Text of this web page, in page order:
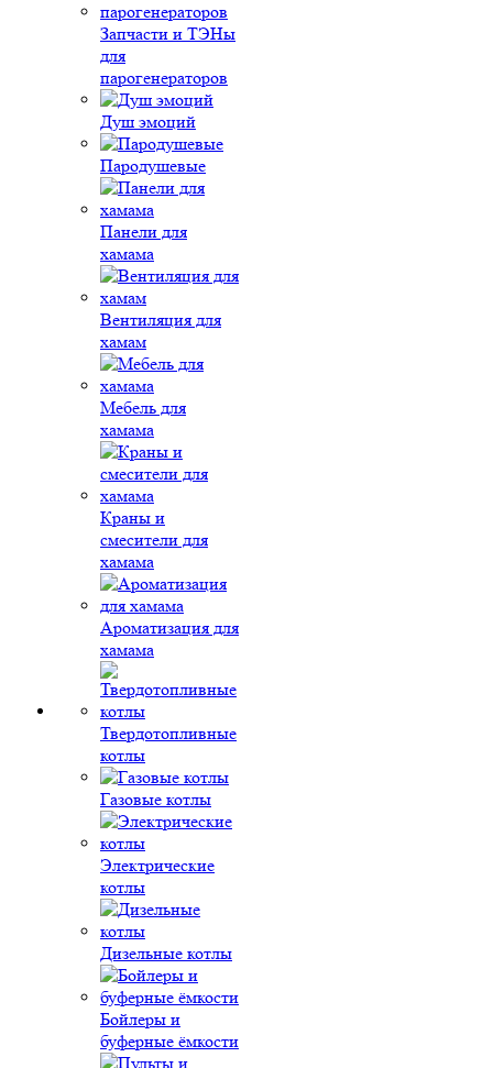
Запчасти и ТЭНы
для
парогенераторов
Душ эмоций
Пародушевые
Панели для
хамама
Вентиляция для
хамам
Мебель для
хамама
Краны и
смесители для
хамама
Ароматизация для
хамама
Твердотопливные
котлы
Газовые котлы
Электрические
котлы
Дизельные котлы
Бойлеры и
буферные ёмкости